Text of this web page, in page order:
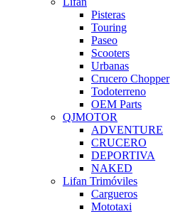
Pisteras
Touring
Paseo
Scooters
Urbanas
Crucero Chopper
Todoterreno
OEM Parts
QJMOTOR
ADVENTURE
CRUCERO
DEPORTIVA
NAKED
Lifan Trimóviles
Cargueros
Mototaxi